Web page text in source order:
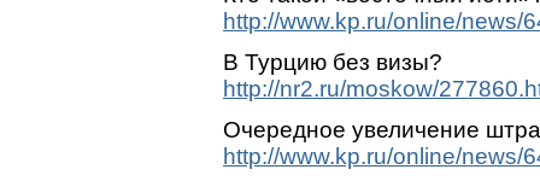
http://www.kp.ru/online/news/
В Турцию без визы?
http://nr2.ru/moskow/
Очередное увеличение
http://www.kp.ru/online/news/